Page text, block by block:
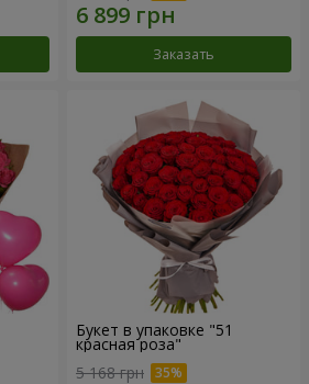
Заказать
Букет в упаковке "51
красная роза"
5 168 грн